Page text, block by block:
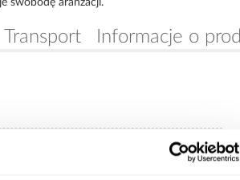
Transport Informacje o